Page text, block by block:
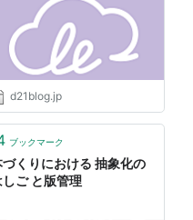
d21blog.jp
ブックマーク
づくりにおける 抽象化の
しご と版管理